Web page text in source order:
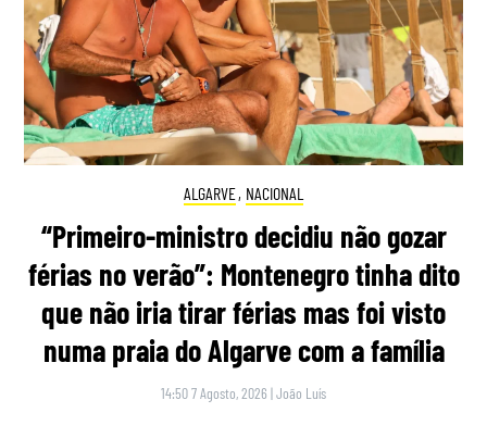
ALGARVE, NACIONAL
“Primeiro-ministro decidiu não gozar
férias no verão”: Montenegro tinha dito
que não iria tirar férias mas foi visto
numa praia do Algarve com a família
14:50 7 Agosto, 2026 |João Luís